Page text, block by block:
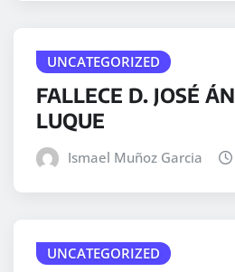
UNCATEGORIZED
FALLECE D. JOSÉ
LUQUE
Ismael Muñoz Garcia
UNCATEGORIZED